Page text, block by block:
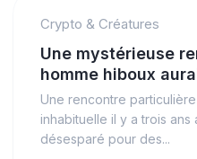
Crypto & Créatures
Une mystérieuse
homme hiboux
Une rencontre
inhabituelle il y a trois ans
désesparé pour des...